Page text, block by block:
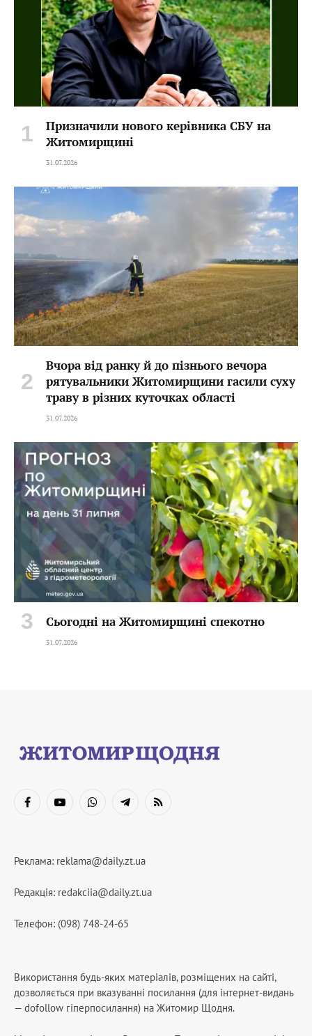
Призначили нового керівника СБУ на
Житомирщині
31.07.2026
Вчора від ранку й до пізнього вечора
рятувальники Житомирщини гасили суху
траву в різних куточках області
31.07.2026
Сьогодні на Житомирщині спекотно
31.07.2026
FacebookYouTubeWhatsAppTelegramRSS
Реклама: reklama@daily.zt.ua
Редакція: redakciia@daily.zt.ua
Телефон: (098) 748-24-65
Використання будь-яких матеріалів, розміщених на сайті,
дозволяється при вказуванні посилання (для інтернет-видань
— dofollow гіперпосилання) на Житомир Щодня.